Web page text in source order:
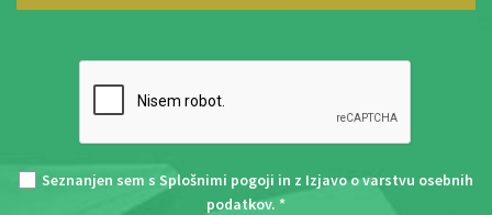
Seznanjen sem s Splošnimi pogoji in z Izjavo o varstvu osebnih
podatkov. *